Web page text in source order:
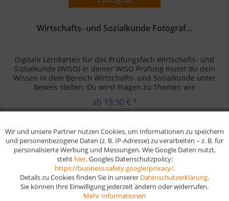
Wirtschafts- und Sozialkunde Fotograf...
Digitale Lernkarten für das Prüfungsfach Wirtschafts- und
Sozialkunde (WISO) In deiner WISO Prüfung musst du dein
Wissen in dem Bereich Wirtschafts- und Sozialkunde unter
Beweis stellen. Du wirst Fragen zu Themen wie
Betriebswirtschaft,...
ab 19,90 € *
Merken
Funktionale Aktiv
Aktiv
Wir und unsere Partner nutzen Cookies, um Informationen zu speichern
und personenbezogene Daten (z. B. IP-Adresse) zu verarbeiten – z. B. für
personalisierte Werbung und Messungen. Wie Google Daten nutzt,
steht hier. Googles Datenschutzpolicy:
https://business.safety.google/privacy/.
Details zu Cookies finden Sie in unserer Datenschutzerklärung.
Sie können Ihre Einwilligung jederzeit ändern oder widerrufen.
Mehr Informationen